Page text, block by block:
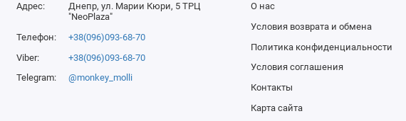
Адрес:
Днепр, ул. Марии Кюри, 5 ТРЦ
"NeoPlaza"
Телефон:
+38(096)093-68-70
Viber:
+38(096)093-68-70
Telegram:
@monkey_molli
О нас
Условия возврата и обмена
Политика конфиденциальности
Условия соглашения
Контакты
Карта сайта